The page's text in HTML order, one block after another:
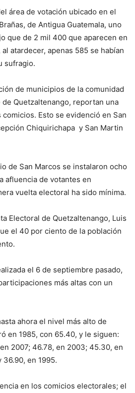
área de votación ubicado en el
de Antigua Guatemala, uno
que de 2 mil 400 que aparecen en
atardecer, apenas 585 se habían
sufragio.
de municipios de la comunidad
Quetzaltenango, reportan una
Esto se evidenció en San
Chiquirichapa y San Martin
de San Marcos se instalaron ocho
afluencia de votantes en
vuelta electoral ha sido mínima.
Electoral de Quetzaltenango, Luis
el 40 por ciento de la población
el 6 de septiembre pasado,
más altas con un
ahora el nivel más alto de
en 1985, con 65.40, y le siguen:
2007; 46.78, en 2003; 45.30, en
36.90, en 1995.
en los comicios electorales; el